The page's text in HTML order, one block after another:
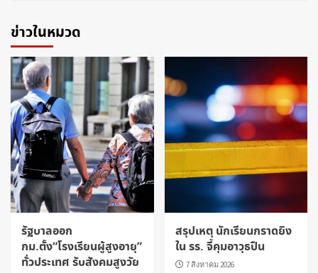
Reading
ข่าวในหมวด
รัฐบาลออก
กม.ตั้ง“โรงเรียนผู้สูงอายุ”
ทั่วประเทศ รับสังคมสูงวัย
สรุปเหตุ นักเรียนกราดยิง
ใน รร. จี้คุมอาวุธปืน
7 สิงหาคม 2026